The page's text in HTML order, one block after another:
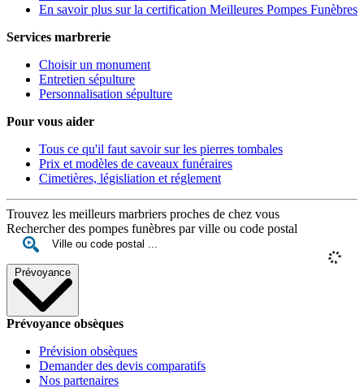
En savoir plus sur la certification Meilleures Pompes Funèbres
Services marbrerie
Choisir un monument
Entretien sépulture
Personnalisation sépulture
Pour vous aider
Tous ce qu'il faut savoir sur les pierres tombales
Prix et modèles de caveaux funéraires
Cimetières, législiation et réglement
Trouvez les meilleurs marbriers proches de chez vous
Rechercher des pompes funèbres par ville ou code postal
Prévoyance
Prévoyance obsèques
Prévision obsèques
Demander des devis comparatifs
Nos partenaires